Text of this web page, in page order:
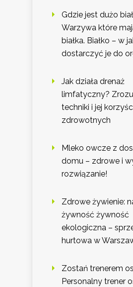
Gdzie jest dużo
Warzywa które
białka. Białko – w
dostarczyć je do
Jak działa drenaż
limfatyczny?
techniki i jej
zdrowotnych
Mleko owcze z
domu – zdrowe i
rozwiązanie!
Zdrowe żywienie:
żywność żywność
ekologiczna –
hurtowa w
Zostań trenerem
Personalny trener